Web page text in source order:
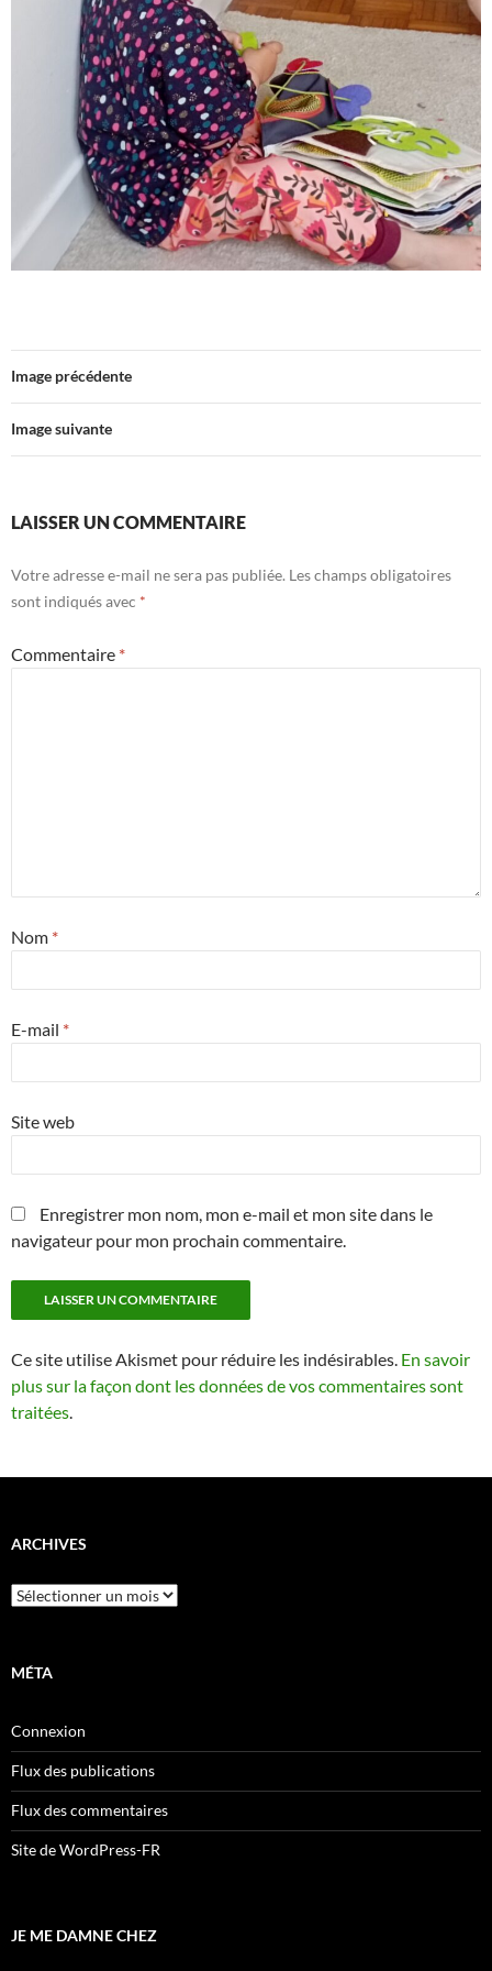
Image précédente
Image suivante
LAISSER UN COMMENTAIRE
Votre adresse e-mail ne sera pas publiée. Les champs obligatoires
sont indiqués avec *
Commentaire *
Nom *
E-mail *
Site web
Enregistrer mon nom, mon e-mail et mon site dans le
navigateur pour mon prochain commentaire.
Ce site utilise Akismet pour réduire les indésirables. En savoir
plus sur la façon dont les données de vos commentaires sont
traitées.
ARCHIVES
Archives
MÉTA
Connexion
Flux des publications
Flux des commentaires
Site de WordPress-FR
JE ME DAMNE CHEZ